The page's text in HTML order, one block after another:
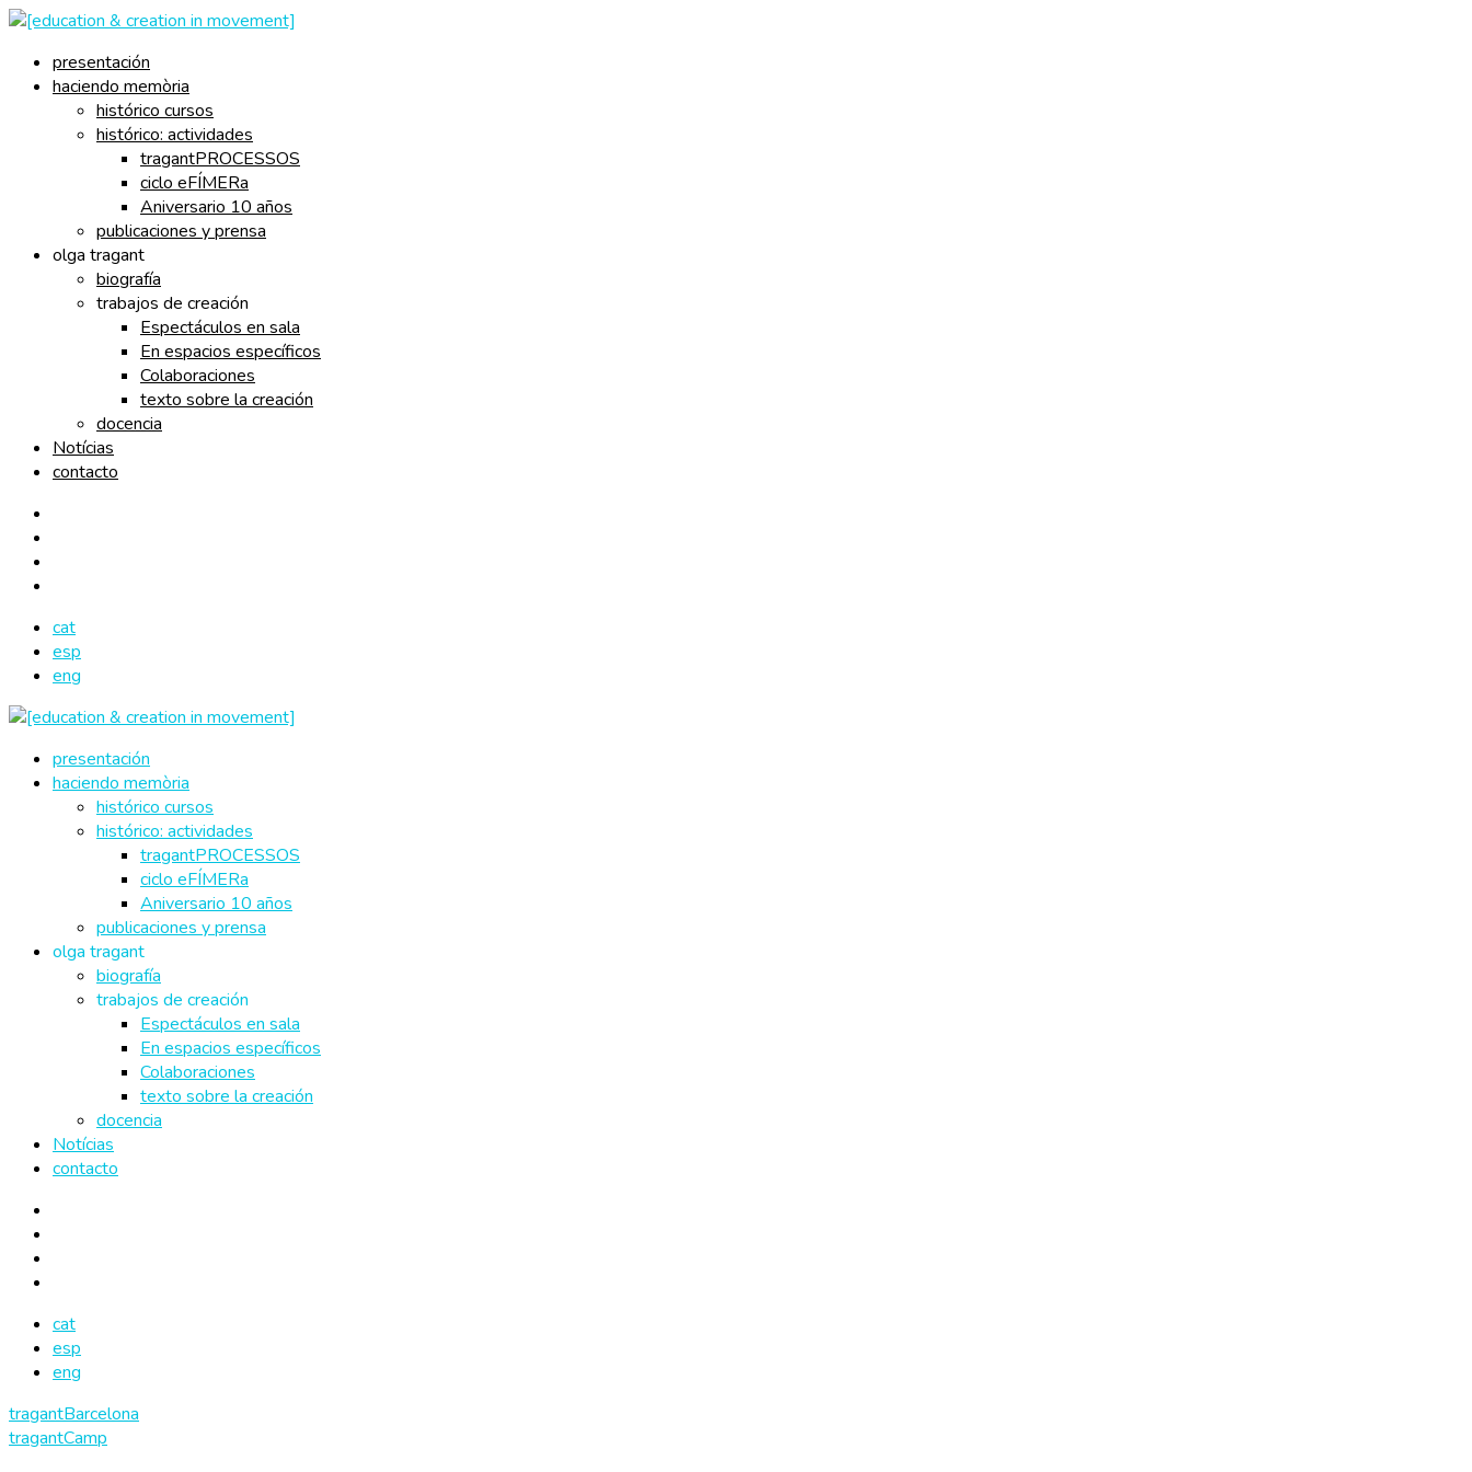
presentación
haciendo memòria
histórico cursos
histórico: actividades
tragantPROCESSOS
ciclo eFÍMERa
Aniversario 10 años
publicaciones y prensa
olga tragant
biografía
trabajos de creación
Espectáculos en sala
En espacios específicos
Colaboraciones
texto sobre la creación
docencia
Notícias
contacto
cat
esp
eng
presentación
haciendo memòria
histórico cursos
histórico: actividades
tragantPROCESSOS
ciclo eFÍMERa
Aniversario 10 años
publicaciones y prensa
olga tragant
biografía
trabajos de creación
Espectáculos en sala
En espacios específicos
Colaboraciones
texto sobre la creación
docencia
Notícias
contacto
cat
esp
eng
tragantBarcelona
tragantCamp